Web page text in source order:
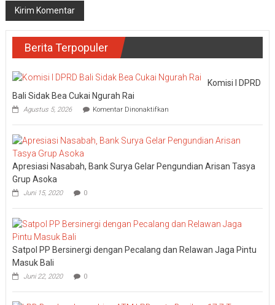
Berita Terpopuler
Komisi I DPRD
Bali Sidak Bea Cukai Ngurah Rai
Agustus 5, 2026 Komentar Dinonaktifkanpada
I
DPRD
Bali
Bea
Apresiasi Nasabah, Bank Surya Gelar Pengundian Arisan Tasya
Grup Asoka
Juni 15, 2020 0
Satpol PP Bersinergi dengan Pecalang dan Relawan Jaga Pintu
Masuk Bali
Juni 22, 2020 0